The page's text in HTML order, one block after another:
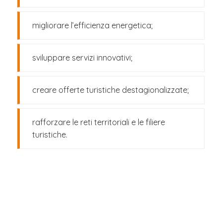
migliorare l’efficienza energetica;
sviluppare servizi innovativi;
creare offerte turistiche destagionalizzate;
rafforzare le reti territoriali e le filiere
turistiche.